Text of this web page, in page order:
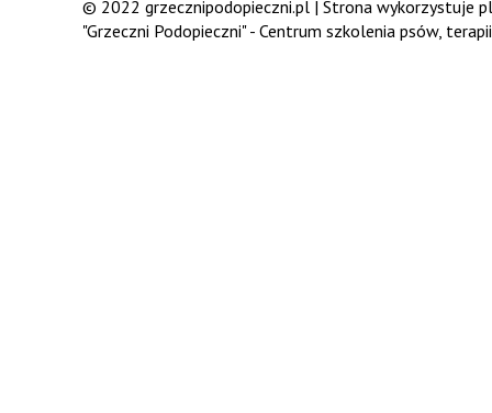
© 2022 grzecznipodopieczni.pl | Strona wykorzystuje
"Grzeczni Podopieczni" - Centrum szkolenia psów,